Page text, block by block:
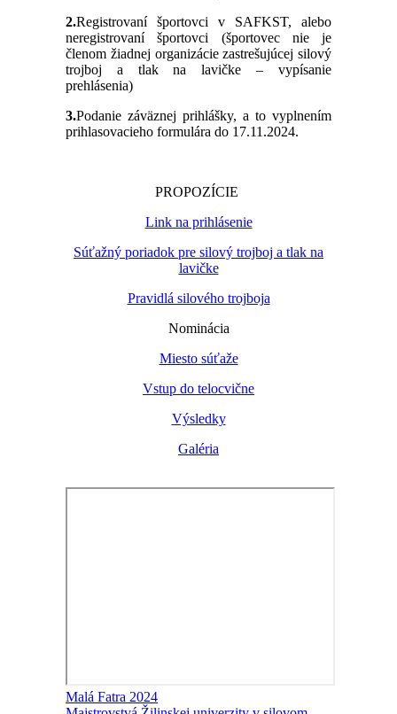
2.Registrovaní športovci v SAFKST, alebo
neregistrovaní športovci (športovec nie je
členom žiadnej organizácie zastrešujúcej silový
trojboj a tlak na lavičke – vypísanie
prehlásenia)
3.Podanie záväznej prihlášky, a to vyplnením
prihlasovacieho formulára do 17.11.2024.
PROPOZÍCIE
Link na prihlásenie
Súťažný poriadok pre silový trojboj a tlak na
lavičke
Pravidlá silového trojboja
Nominácia
Miesto súťaže
Vstup do telocvične
Výsledky
Galéria
Malá Fatra 2024